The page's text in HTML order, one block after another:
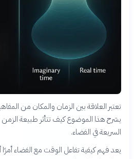
تعتبر العلاقة بين الزمان والمكان من
يشرح هذا الموضوع كيف تتأثر طبيعة الزمن
السريعة في الفضاء.
يعد فهم كيفية تفاعل الوقت مع الفضاء أمرًا